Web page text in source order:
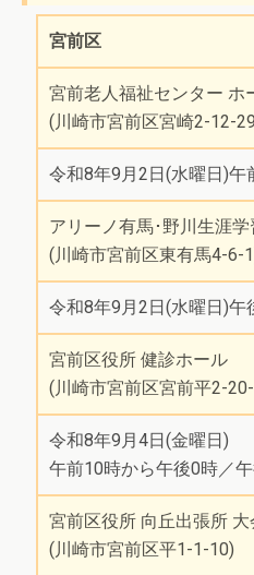
宮前区
宮前老人福祉センター ホ
(川崎市宮前区宮崎2-12-
令和8年9月2日(水曜日)
アリーノ有馬･野川生涯
(川崎市宮前区東有馬4-6-
令和8年9月2日(水曜日)午
宮前区役所 健診ホール
(川崎市宮前区宮前平2-
令和8年9月4日(金曜日)
午前10時から午後0時／
宮前区役所 向丘出張所 大
(川崎市宮前区平1-1-10)